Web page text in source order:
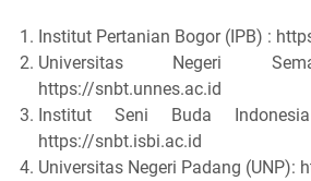
Institut Pertanian Bogor (IPB) :
Universitas Negeri
https://snbt.unnes.ac.id
Institut Seni Buda
https://snbt.isbi.ac.id
Universitas Negeri Padang (UNP):